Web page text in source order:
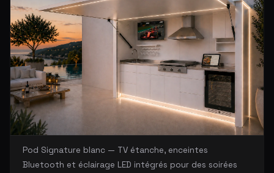
Pod Signature blanc — TV étanche, enceintes
Bluetooth et éclairage LED intégrés pour des soirées